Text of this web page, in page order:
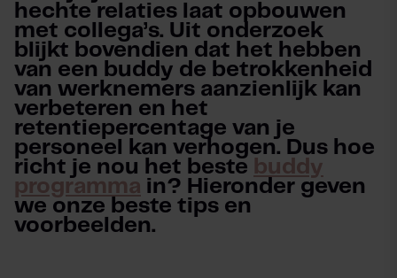
hechte relaties laat opbouwen
met collega’s. Uit onderzoek
blijkt bovendien dat het hebben
van een buddy de betrokkenheid
van werknemers aanzienlijk kan
verbeteren en het
retentiepercentage van je
personeel kan verhogen. Dus hoe
richt je nou het beste buddy
programma in? Hieronder geven
we onze beste tips en
voorbeelden.